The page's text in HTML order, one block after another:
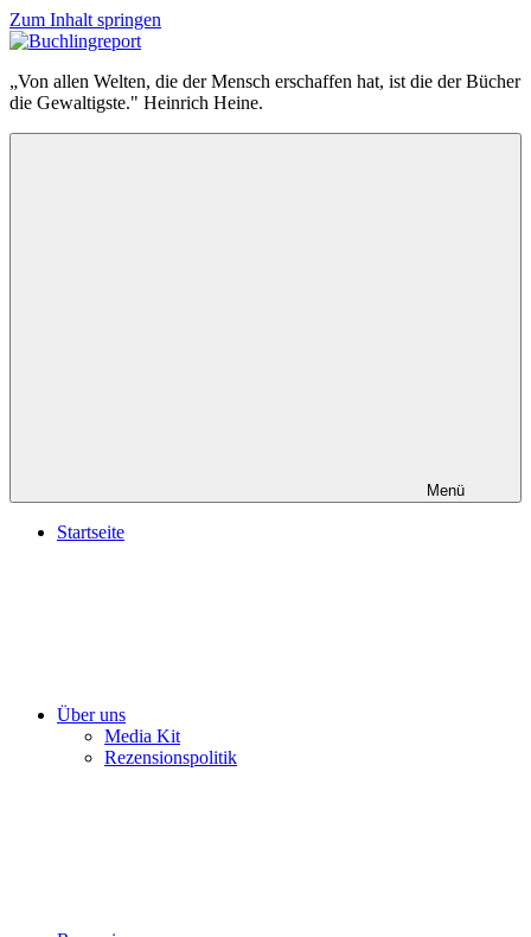
Zum Inhalt springen
Buchlingreport
„Von allen Welten, die der Mensch erschaffen hat, ist die der Bücher
die Gewaltigste." Heinrich Heine.
Menü
Startseite
Über uns
Media Kit
Rezensionspolitik